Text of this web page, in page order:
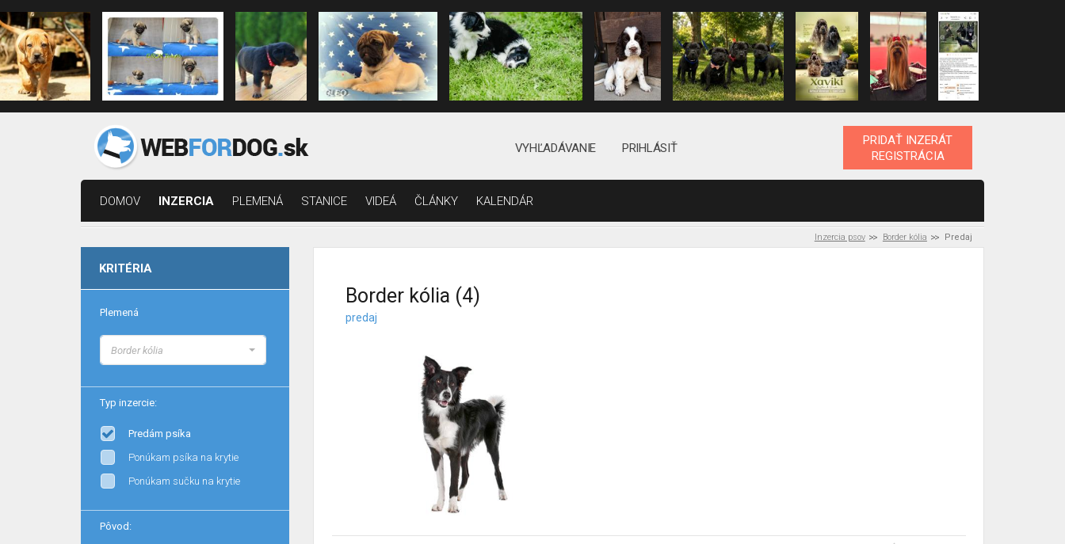
VYHĽADÁVANIE PRIHLÁSIŤ
PRIDAŤ INZERÁT
REGISTRÁCIA
DOMOV INZERCIA PLEMENÁ STANICE VIDEÁ ČLÁNKY KALENDÁR
Inzercia psov Border kólia Predaj
KRITÉRIA
Plemená
Border kólia
Typ inzercie:
Predám psíka
Ponúkam psíka na krytie
Ponúkam sučku na krytie
Pôvod:
Border kólia (4)
predaj